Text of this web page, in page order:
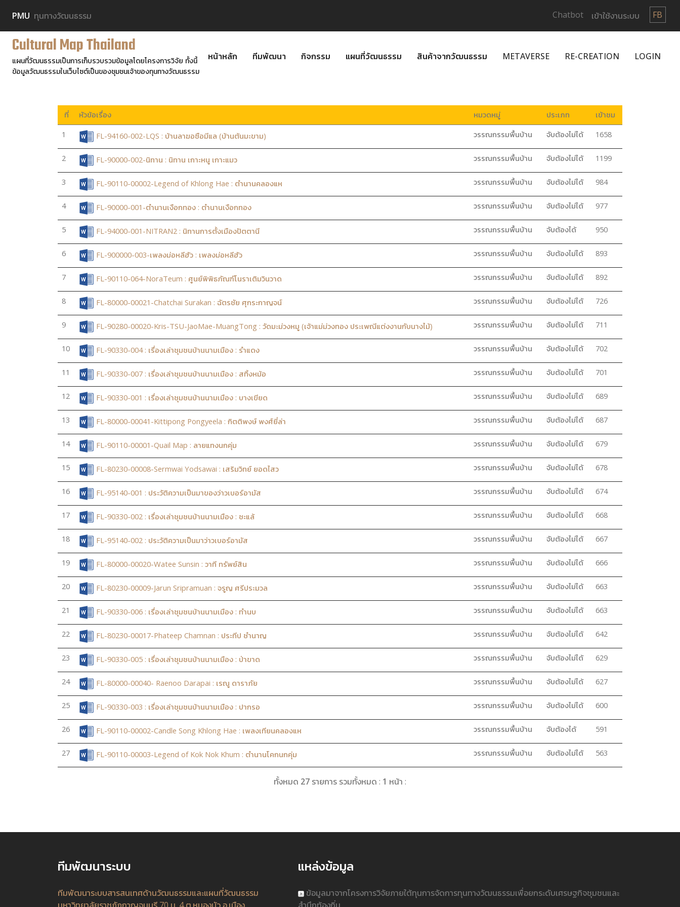
PMU ทุนทางวัฒนธรรม Chatbot เข้าใช้งานระบบ FB
Cultural Map Thailand
แผนที่วัฒนธรรมเป็นการเก็บรวบรวมข้อมูลโดยโครงการวิจัย ทั้งนี้
ข้อมูลวัฒนธรรมในเว็บไซต์เป็นของชุมชนเจ้าของทุนทางวัฒนธรรม
หน้าหลัก ทีมพัฒนา กิจกรรม แผนที่วัฒนธรรม สินค้าจากวัฒนธรรม METAVERSE RE-CREATION LOGIN
ที่ หัวข้อเรื่อง หมวดหมู่ ประเภท
เข้าชม
1
FL-94160-002-LQS : บ้านลาฆอซือมีแล (บ้านต้นมะขาม) วรรณกรรมพื้นบ้าน จับต้องไม่ได้ 1658
2 FL-90000-002-นิทาน : นิทาน เกาะหนู เกาะแมว วรรณกรรมพื้นบ้าน จับต้องไม่ได้ 1199
3 FL-90110-00002-Legend of Khlong Hae : ตำนานคลองแห วรรณกรรมพื้นบ้าน จับต้องไม่ได้ 984
4 FL-90000-001-ตำนานเงือกทอง : ตำนานเงือกทอง วรรณกรรมพื้นบ้าน จับต้องไม่ได้ 977
5 FL-94000-001-NITRAN2 : นิทานการตั้งเมืองปัตตานี วรรณกรรมพื้นบ้าน จับต้องได้ 950
6 FL-900000-003-เพลงม่อหลีฮัว : เพลงม่อหลีฮัว วรรณกรรมพื้นบ้าน จับต้องไม่ได้ 893
7 FL-90110-064-NoraTeum : ศูนย์พิพิธภัณฑ์โนราเติมวินวาด วรรณกรรมพื้นบ้าน จับต้องไม่ได้ 892
8 FL-80000-00021-Chatchai Surakan : ฉัตรชัย ศุกระกาญจน์ วรรณกรรมพื้นบ้าน จับต้องไม่ได้ 726
9 FL-90280-00020-Kris-TSU-JaoMae-MuangTong : วัดมะม่วงหมู (เจ้าแม่ม่วงทอง ประเพณีแต่งงานกับนางไม้) วรรณกรรมพื้นบ้าน จับต้องไม่ได้ 711
10 FL-90330-004 : เรื่องเล่าชุมชนบ้านนามเมือง : รำแดง วรรณกรรมพื้นบ้าน จับต้องไม่ได้ 702
11 FL-90330-007 : เรื่องเล่าชุมชนบ้านนามเมือง : สทิ้งหม้อ วรรณกรรมพื้นบ้าน จับต้องไม่ได้ 701
12 FL-90330-001 : เรื่องเล่าชุมชนบ้านนามเมือง : บางเขียด วรรณกรรมพื้นบ้าน จับต้องไม่ได้ 689
13 FL-80000-00041-Kittipong Pongyeela : กิตติพงษ์ พงศ์ยี่ล่า วรรณกรรมพื้นบ้าน จับต้องไม่ได้ 687
14 FL-90110-00001-Quail Map : ลายแทงนกคุ่ม วรรณกรรมพื้นบ้าน จับต้องไม่ได้ 679
15 FL-80230-00008-Sermwai Yodsawai : เสริมวิทย์ ยอดไสว วรรณกรรมพื้นบ้าน จับต้องไม่ได้ 678
16 FL-95140-001 : ประวัติความเป็นมาของว่าวเบอร์อามัส วรรณกรรมพื้นบ้าน จับต้องไม่ได้ 674
17 FL-90330-002 : เรื่องเล่าชุมชนบ้านนามเมือง : ชะแล้ วรรณกรรมพื้นบ้าน จับต้องไม่ได้ 668
18 FL-95140-002 : ประวัติความเป็นมาว่าวเบอร์อามัส วรรณกรรมพื้นบ้าน จับต้องไม่ได้ 667
19 FL-80000-00020-Watee Sunsin : วาที ทรัพย์สิน วรรณกรรมพื้นบ้าน จับต้องไม่ได้ 666
20 FL-80230-00009-Jarun Sripramuan : จรูญ ศรีประมวล วรรณกรรมพื้นบ้าน จับต้องไม่ได้ 663
21 FL-90330-006 : เรื่องเล่าชุมชนบ้านนามเมือง : ทำนบ วรรณกรรมพื้นบ้าน จับต้องไม่ได้ 663
22 FL-80230-00017-Phateep Chamnan : ประทีป ชำนาญ วรรณกรรมพื้นบ้าน จับต้องไม่ได้ 642
23 FL-90330-005 : เรื่องเล่าชุมชนบ้านนามเมือง : ป่าขาด วรรณกรรมพื้นบ้าน จับต้องไม่ได้ 629
24 FL-80000-00040- Raenoo Darapai : เรณู ดาราภัย วรรณกรรมพื้นบ้าน จับต้องไม่ได้ 627
25 FL-90330-003 : เรื่องเล่าชุมชนบ้านนามเมือง : ปากรอ วรรณกรรมพื้นบ้าน จับต้องไม่ได้ 600
26 FL-90110-00002-Candle Song Khlong Hae : เพลงเทียนคลองแห วรรณกรรมพื้นบ้าน จับต้องได้ 591
27 FL-90110-00003-Legend of Kok Nok Khum : ตำนานโคกนกคุ่ม วรรณกรรมพื้นบ้าน จับต้องไม่ได้ 563
ทั้งหมด 27 รายการ รวมทั้งหมด : 1 หน้า :
ทีมพัฒนาระบบ
ทีมพัฒนาระบบสารสนเทศด้านวัฒนธรรมและแผนที่วัฒนธรรม
แหล่งข้อมูล
ข้อมูลมาจากโครงการวิจัยภายใต้ทุนการจัดการทุนทางวัฒนธรรมเพื่อยกระดับเศรษฐกิจชุมชนและ